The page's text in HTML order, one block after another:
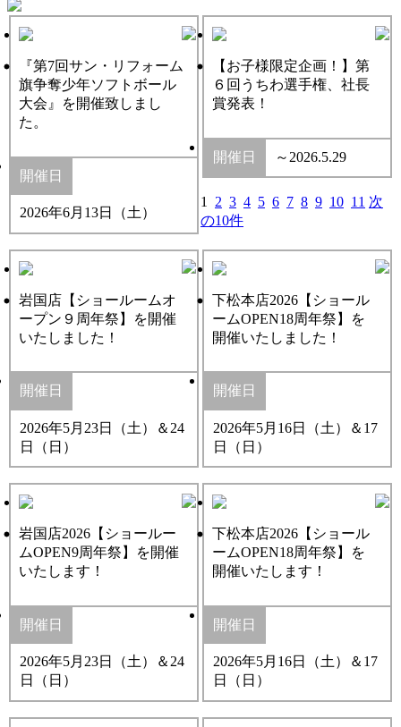
『第7回サン・リフォーム
旗争奪少年ソフトボール
大会』を開催致しまし
た。
開催日
2026年6月13日（土）
【お子様限定企画！】第
６回うちわ選手権、社長
賞発表！
開催日 ～2026.5.29
岩国店【ショールームオ
ープン９周年祭】を開催
いたしました！
開催日
2026年5月23日（土）＆24
日（日）
下松本店2026【ショール
ームOPEN18周年祭】を
開催いたしました！
開催日
2026年5月16日（土）＆17
日（日）
岩国店2026【ショールー
ムOPEN9周年祭】を開催
いたします！
開催日
2026年5月23日（土）＆24
日（日）
下松本店2026【ショール
ームOPEN18周年祭】を
開催いたします！
開催日
2026年5月16日（土）＆17
日（日）
1 2 3 4 5 6 7 8 9 10 11 次
の10件